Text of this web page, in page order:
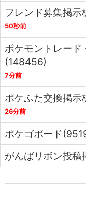
フレンド募集掲示
50秒前
ポケモントレー
(148456)
7分前
ポケふた交換掲
26分前
ポケゴボード
がんばリボン投稿